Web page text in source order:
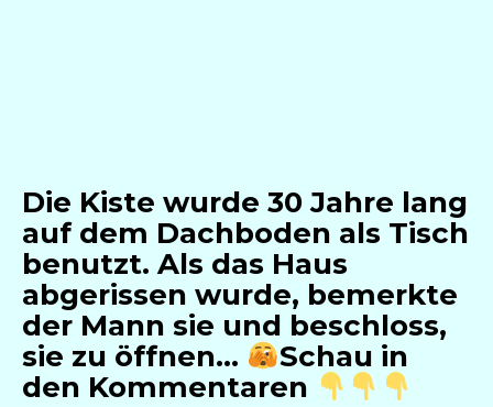
Die Kiste wurde 30 Jahre lang
auf dem Dachboden als Tisch
benutzt. Als das Haus
abgerissen wurde, bemerkte
der Mann sie und beschloss,
sie zu öffnen…
Schau in
den Kommentaren